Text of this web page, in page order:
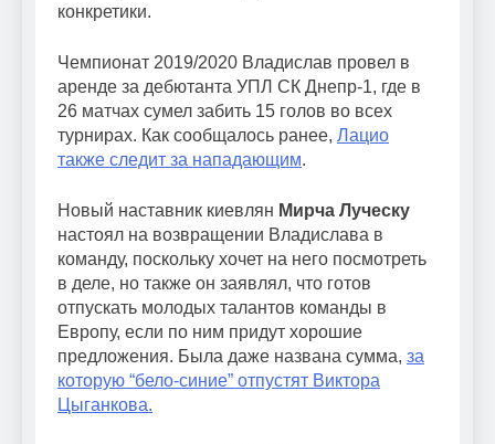
конкретики.
Чемпионат 2019/2020 Владислав провел в
аренде за дебютанта УПЛ СК Днепр-1, где в
26 матчах сумел забить 15 голов во всех
турнирах. Как сообщалось ранее, Лацио
также следит за нападающим.
Новый наставник киевлян Мирча Луческу
настоял на возвращении Владислава в
команду, поскольку хочет на него посмотреть
в деле, но также он заявлял, что готов
отпускать молодых талантов команды в
Европу, если по ним придут хорошие
предложения. Была даже названа сумма, за
которую “бело-синие” отпустят Виктора
Цыганкова.